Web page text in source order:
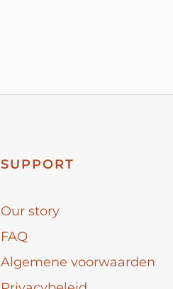
SUPPORT
Our story
FAQ
Algemene voorwaarden